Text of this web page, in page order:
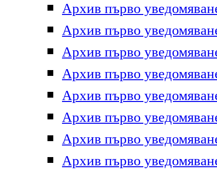
Архив първо
Архив първо
Архив първо
Архив първо
Архив първо
Архив първо
Архив първо
Архив първо